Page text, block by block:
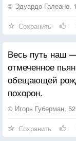
© Эдуардо Галеано,
Сохранить
Весь путь наш
отмеченное
обещающей
похорон.
© Игорь Губерман,
Сохранить